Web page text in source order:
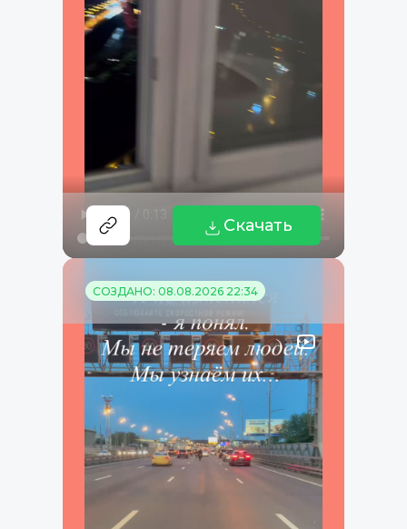
Скачать
СОЗДАНО: 08.08.2026 22:34